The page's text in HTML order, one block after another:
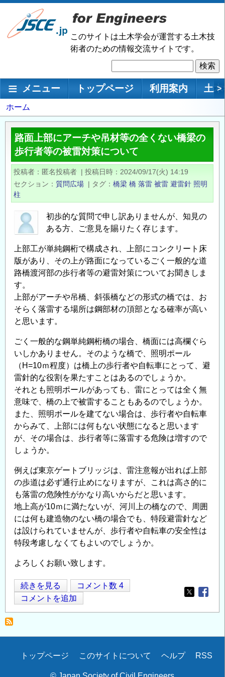
メ
ン
移
このサイトは土木学会が運営する土木技
術者のための情報交流サイトです。
索
メインナビゲーション
メニュー トップページ 利用案内 土 >
パ
ン
く
ず
ホーム
路面上部にアーチや吊材等の全くない橋梁の
歩行者等の被雷対策について
投稿者 匿名投稿者 | 投稿日時
2024/09/17(火) 14:19
セクション
質問広場 | タグ 橋梁 橋 落雷 被雷 避雷針 照明
柱
初歩的な質問で申し訳ありませんが、知見の
ある方、ご意見を賜りたく存じます。
上部工が単純鋼桁で構成され、上部にコンクリート床
版があり、その上が路面になっているごく一般的な道
路橋渡河部の歩行者等の避雷対策についてお聞きしま
す。
上部がアーチや吊橋、斜張橋などの形式の橋では、お
そらく落雷する場所は鋼部材の頂部となる確率が高い
と思います。
ごく一般的な鋼単純鋼桁橋の場合、橋面には高欄ぐら
いしかありません。そのような橋で、照明ポール
（H=10ｍ程度）は橋上の歩行者や自転車にとって、避
雷針的な役割を果たすことはあるのでしょうか。
それとも照明ポールがあっても、雷にとっては全く無
意味で、橋の上で被雷することもあるのでしょうか。
また、照明ポールを建てない場合は、歩行者や自転車
からみて、上部には何もない状態になると思います
が、その場合は、歩行者等に落雷する危険は増すので
しょうか。
例えば東京ゲートブリッジは、雷注意報が出れば上部
の歩道は必ず通行止めになりますが、これは高さ的に
も落雷の危険性がかなり高いからだと思います。
地上高が10ｍに満たないが、河川上の橋なので、周囲
には何も建造物のない橋の場合でも、特段避雷針など
は設けられていませんが、歩行者や自転車の安全性は
特段考慮しなくてもよいのでしょうか。
よろしくお願い致します。
路
面
上
に
ー
続きを見る
コメント数 4
コメントを追加
Opens in
Secondary
トップページ このサイトについて ヘルプ RSS